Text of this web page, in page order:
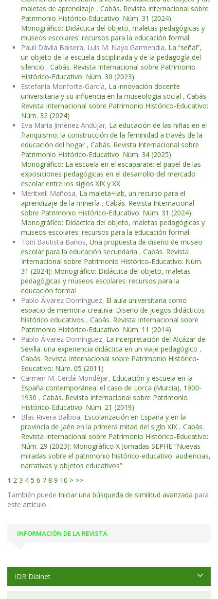
maletas de aprendizaje , Cabás. Revista Internacional sobre
Patrimonio Histórico-Educativo: Núm. 31 (2024):
Monográfico: Didáctica del objeto, maletas pedagógicas y
museos escolares: recursos para la educación formal
Pauli Dávila Balsera, Luis M. Naya Garmendia, La “señal”,
un objeto de la escuela disciplinada y de la pedagogía del
silencio , Cabás. Revista Internacional sobre Patrimonio
Histórico-Educativo: Núm. 30 (2023)
Estefanía Monforte-García, La innovación docente
universitaria y su influencia en la museología social , Cabás.
Revista Internacional sobre Patrimonio Histórico-Educativo:
Núm. 32 (2024)
Eva María Jiménez Andújar, La educación de las niñas en el
franquismo: la construcción de la feminidad a través de la
educación del hogar , Cabás. Revista Internacional sobre
Patrimonio Histórico-Educativo: Núm. 34 (2025):
Monográfico: La escuela en el escaparate: el papel de las
exposiciones pedagógicas en el desarrollo del mercado
escolar entre los siglos XIX y XX
Meritxell Mañosa, La maleta+lab, un recurso para el
aprendizaje de la minería , Cabás. Revista Internacional
sobre Patrimonio Histórico-Educativo: Núm. 31 (2024):
Monográfico: Didáctica del objeto, maletas pedagógicas y
museos escolares: recursos para la educación formal
Toni Bautista Baños, Una propuesta de diseño de museo
escolar para la educación secundaria , Cabás. Revista
Internacional sobre Patrimonio Histórico-Educativo: Núm.
31 (2024): Monográfico: Didáctica del objeto, maletas
pedagógicas y museos escolares: recursos para la
educación formal
Pablo Álvarez Domínguez, El aula universitaria como
espacio de memoria creativa: Diseño de juegos didácticos
histórico educativos , Cabás. Revista Internacional sobre
Patrimonio Histórico-Educativo: Núm. 11 (2014)
Pablo Álvarez Domínguez, La interpretación del Alcázar de
Sevilla: una experiencia didáctica en un viaje pedagógico ,
Cabás. Revista Internacional sobre Patrimonio Histórico-
Educativo: Núm. 05 (2011)
Carmen M. Cerdá Mondéjar, Educación y escuela en la
España contemporánea: el caso de Lorca (Murcia), 1900-
1930 , Cabás. Revista Internacional sobre Patrimonio
Histórico-Educativo: Núm. 21 (2019)
Blas Rivera Balboa, Escolarización en España y en la
provincia de Jaén en la primera mitad del siglo XIX , Cabás.
Revista Internacional sobre Patrimonio Histórico-Educativo:
Núm. 29 (2023): Monográfico X Jornadas SEPHE “Nuevas
miradas sobre el patrimonio histórico-educativo: audiencias,
narrativas y objetos educativos”
1 2 3 4 5 6 7 8 9 10 > >>
También puede Iniciar una búsqueda de similitud avanzada para
este artículo.
INFORMACIÓN DE LA REVISTA
IDR Dialnet